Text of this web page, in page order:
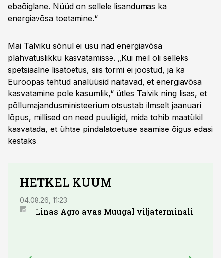
ebaõiglane. Nüüd on sellele lisandumas ka
energiavõsa toetamine.“
Mai Talviku sõnul ei usu nad energiavõsa
plahvatuslikku kasvatamisse. „Kui meil oli selleks
spetsiaalne lisatoetus, siis tormi ei joostud, ja ka
Euroopas tehtud analüüsid näitavad, et energiavõsa
kasvatamine pole kasumlik,“ ütles Talvik ning lisas, et
põllumajandusministeerium otsustab ilmselt jaanuari
lõpus, millised on need puuliigid, mida tohib maatükil
kasvatada, et ühtse pindalatoetuse saamise õigus edasi
kestaks.
HETKEL KUUM
04.08.26, 11:23
Linas Agro avas Muugal viljaterminali